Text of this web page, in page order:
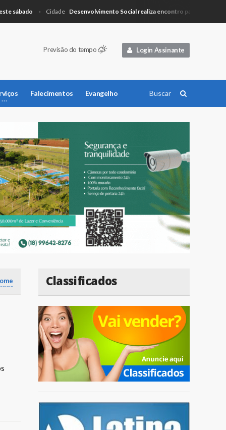
Cidade Desenvolvimento Social realiza encontro para planejamento
Login Assinante
Previsão do tempo
Falecimentos Evangelho
Classificados